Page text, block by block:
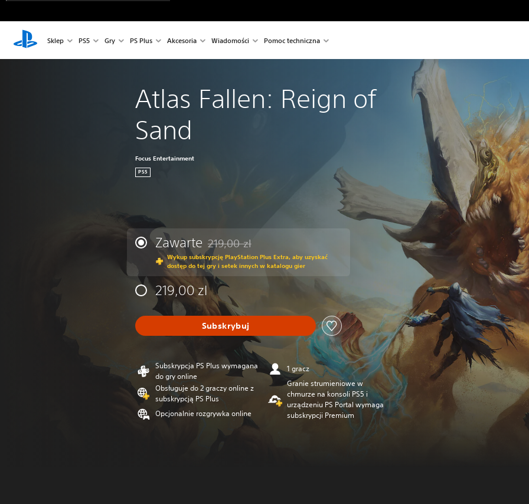
Sklep PS5 Gry PS Plus Akcesoria Wiadomości Pomoc techniczna
Atlas Fallen: Reign of
Sand
Focus Entertainment
PS5
Zawarte Zastosowano zniżkę z oryginalnej ceny wynoszącej 219,00 zl
219,00 zl
Wykup subskrypcję PlayStation Plus Extra, aby uzyskać
dostęp do tej gry i setek innych w katalogu gier
219,00 zl
Subskrybuj
Subskrypcja PS Plus wymagana
do gry online
Obsługuje do 2 graczy online z
subskrypcją PS Plus
Opcjonalnie rozgrywka online
1 gracz
Granie strumieniowe w
chmurze na konsoli PS5 i
urządzeniu PS Portal wymaga
subskrypcji Premium